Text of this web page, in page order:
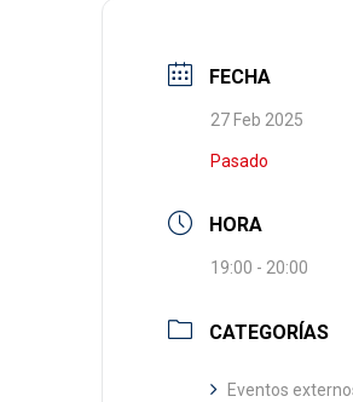
FECHA
27 Feb 2025
Pasado
HORA
19:00 - 20:00
CATEGORÍAS
Eventos